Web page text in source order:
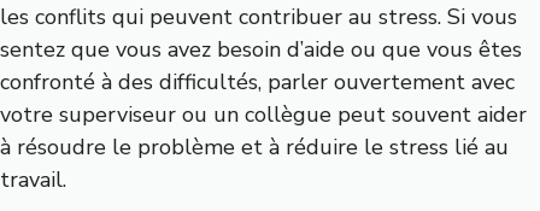
les conflits qui peuvent contribuer au stress. Si vous
sentez que vous avez besoin d’aide ou que vous êtes
confronté à des difficultés, parler ouvertement avec
votre superviseur ou un collègue peut souvent aider
à résoudre le problème et à réduire le stress lié au
travail.